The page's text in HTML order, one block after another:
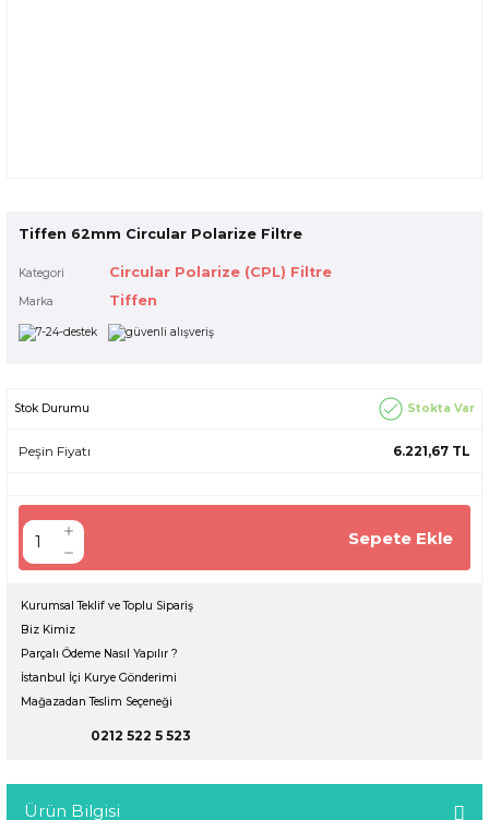
Tiffen 62mm Circular Polarize Filtre
Kategori Circular Polarize (CPL) Filtre
Marka Tiffen
Stok Durumu Stokta Var
Peşin Fiyatı 6.221,67 TL
Sepete Ekle
Kurumsal Teklif ve Toplu Sipariş
Biz Kimiz
Parçalı Ödeme Nasıl Yapılır ?
İstanbul İçi Kurye Gönderimi
Mağazadan Teslim Seçeneği
0212 522 5 523
Ürün Bilgisi